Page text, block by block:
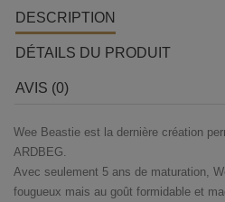
DESCRIPTION
DÉTAILS DU PRODUIT
AVIS (0)
Wee Beastie est la dernière création
ARDBEG.
Avec seulement 5 ans de maturation,
fougueux mais au goût formidable et